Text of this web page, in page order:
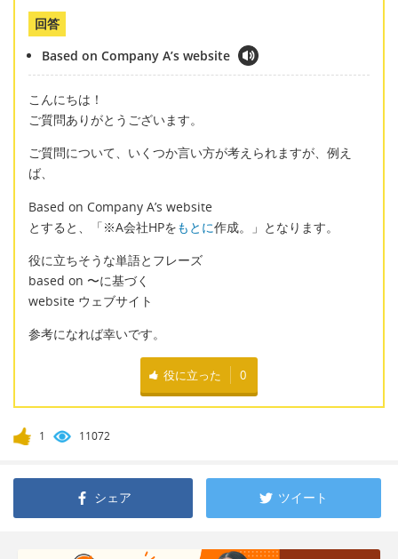
回答
Based on Company A’s website
こんにちは！
ご質問ありがとうございます。
ご質問について、いくつか言い方が考えられますが、例え
ば、
Based on Company A’s website
とすると、「※A会社HPをもとに作成。」となります。
役に立ちそうな単語とフレーズ
based on 〜に基づく
website ウェブサイト
参考になれば幸いです。
役に立った 0
1 11072
シェア ツイート